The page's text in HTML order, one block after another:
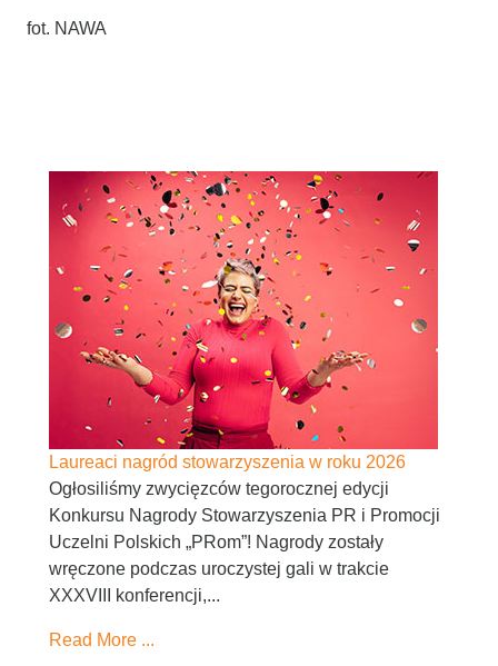
fot. NAWA
Laureaci nagród stowarzyszenia w roku 2026
Ogłosiliśmy zwycięzców tegorocznej edycji
Konkursu Nagrody Stowarzyszenia PR i Promocji
Uczelni Polskich „PRom”! Nagrody zostały
wręczone podczas uroczystej gali w trakcie
XXXVIII konferencji,...
Read More ...